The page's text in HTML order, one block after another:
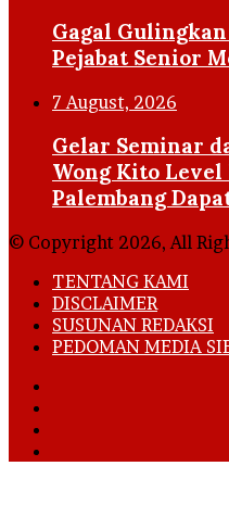
Gagal
Pejabat Senior
7 August, 2026
Gelar Seminar
Wong Kito Level
Palembang
© Copyright 2026, All
TENTANG KAMI
DISCLAIMER
SUSUNAN REDAKSI
PEDOMAN MEDIA